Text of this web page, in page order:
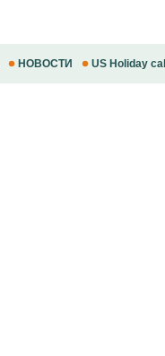
НОВОСТИ US Holiday